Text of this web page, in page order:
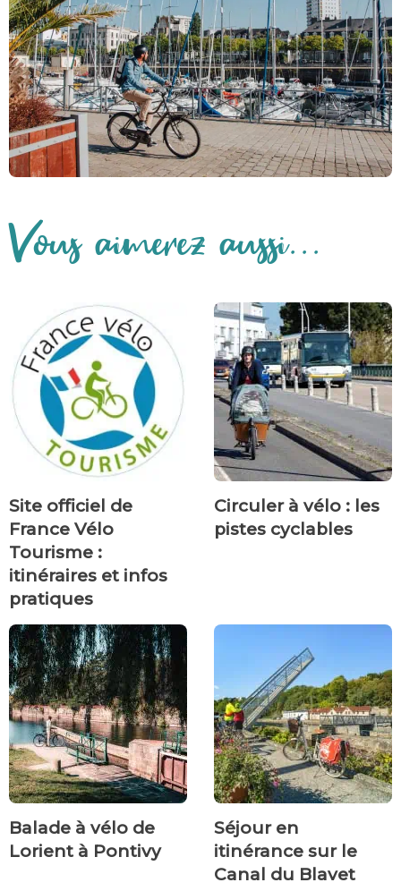
Vous aimerez aussi...
Site officiel de
France Vélo
Tourisme :
itinéraires et infos
pratiques
Circuler à vélo : les
pistes cyclables
Balade à vélo de
Lorient à Pontivy
Séjour en
itinérance sur le
Canal du Blavet